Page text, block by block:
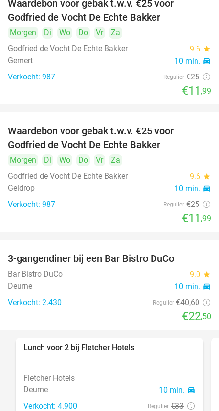
Waardebon voor gebak t.w.v. €25 voor
Godfried de Vocht De Echte Bakker
Morgen Di Wo Do Vr
Za
Godfried de Vocht De Echte Bakker
9.6 star
Gemert 10 min. directions_car
Verkocht: 987 Regulier €25
€11 ,99
Waardebon voor gebak t.w.v. €25 voor
Godfried de Vocht De Echte Bakker
Morgen Di Wo Do Vr
Za
Godfried de Vocht De Echte Bakker
9.6 star
Geldrop 10 min. directions_car
Verkocht: 987 Regulier €25
€11 ,99
3-gangendiner bij een Bar Bistro DuCo
Bar Bistro DuCo 9.0 star
Deurne 10 min. directions_car
Verkocht: 2.430 Regulier €40,60
€22,50
Lunch voor 2 bij Fletcher Hotels
Fletcher Hotels
Deurne
10 min. directions_car
Verkocht: 4.900 Regulier €33